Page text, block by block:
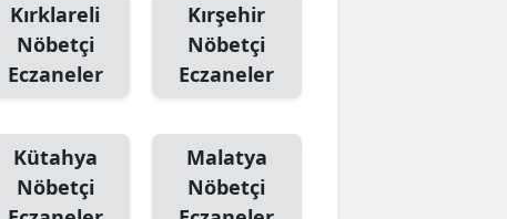
Kırklareli
Nöbetçi
Eczaneler
Kırşehir
Nöbetçi
Eczaneler
Kütahya
Nöbetçi
Malatya
Nöbetçi